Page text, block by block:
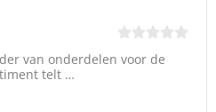
van onderdelen voor de
telt …